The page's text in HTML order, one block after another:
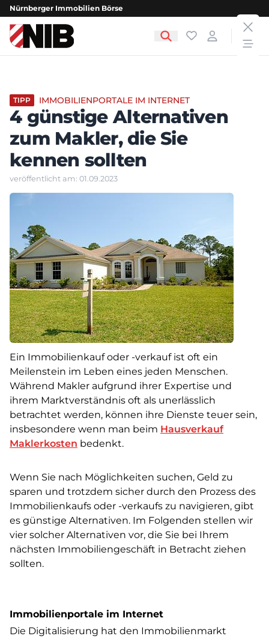
Nürnberger Immobilien Börse
NIB - Nürnberger Immobilien Börse Favoriten
Login
TIPP IMMOBILIENPORTALE IM INTERNET
4 günstige Alternativen
zum Makler, die Sie
kennen sollten
veröffentlicht am: 01.09.2023
Ein Immobilienkauf oder -verkauf ist oft ein
Meilenstein im Leben eines jeden Menschen.
Während Makler aufgrund ihrer Expertise und
ihrem Marktverständnis oft als unerlässlich
betrachtet werden, können ihre Dienste teuer sein,
insbesondere wenn man beim Hausverkauf
Maklerkosten bedenkt.
Wenn Sie nach Möglichkeiten suchen, Geld zu
sparen und trotzdem sicher durch den Prozess des
Immobilienkaufs oder -verkaufs zu navigieren, gibt
es günstige Alternativen. Im Folgenden stellen wir
vier solcher Alternativen vor, die Sie bei Ihrem
nächsten Immobiliengeschäft in Betracht ziehen
sollten.
Immobilienportale im Internet
Die Digitalisierung hat den Immobilienmarkt